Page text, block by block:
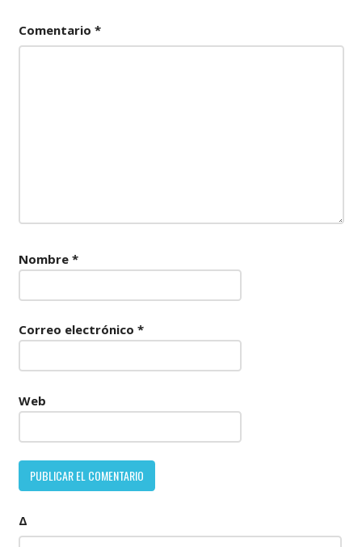
Comentario *
Nombre *
Correo electrónico *
Web
Δ